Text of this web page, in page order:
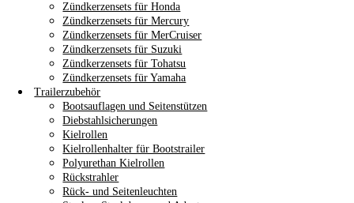
Zündkerzensets für Honda
Zündkerzensets für Mercury
Zündkerzensets für MerCruiser
Zündkerzensets für Suzuki
Zündkerzensets für Tohatsu
Zündkerzensets für Yamaha
Trailerzubehör
Bootsauflagen und Seitenstützen
Diebstahlsicherungen
Kielrollen
Kielrollenhalter für Bootstrailer
Polyurethan Kielrollen
Rückstrahler
Rück- und Seitenleuchten